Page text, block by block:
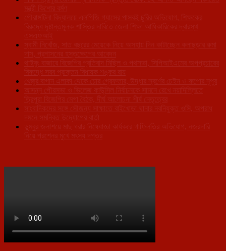
মন্ত্রী কিশোর বর্মণ
গৌরাঙ্গটিলা বিদ্যালয়ে এলপিজি গ্যাসের পাসবই চুরির অভিযোগ, শিক্ষকের
বিরুদ্ধে দৃষ্টান্তমূলক শাস্তির দাবিতে জেলা শিক্ষা আধিকারিকের দ্বারস্থ
এসএফআই
স্বামী নিখোঁজ, সাত বছরের মেয়েকে নিয়ে অসহায় দিন কাটাচ্ছেন কলাছড়ার রুমা
দাস, প্রশাসনের হস্তক্ষেপের আবেদন
থাইবুং বাজারে বিজেপির প্রতিবাদ মিছিল ও পথসভা, সিপিআইএমের অপপ্রচারের
বিরুদ্ধে সরব প্রাক্তন বিধায়ক শঙ্কর রায়
খেজুর বাগান এলাকা থেকে চোর গ্রেফতার, উদ্ধার স্বর্ণের চেইন ও রুপোর নূপুর
আসন্ন পৌরসভা ও ভিলেজ কাউন্সিল নির্বাচনকে সামনে রেখে নয়াদিল্লিতে
ত্রিপুরা বিজেপির মেগা বৈঠক, দীর্ঘ আলোচনা শীর্ষ নেতৃত্বের
সাংবাদিকদের সঙ্গে সৌজন্য সাক্ষাতে বাইখোড়া থানার নবনিযুক্ত ওসি, অপরাধ
দমনে সমন্বিত উদ্যোগের বার্তা
ডুম্বুর জলাশয়ে মাছ ধরার নিষেধাজ্ঞা কার্যকরে গাফিলতির অভিযোগ, নজরদারি
নিয়ে প্রশ্নের মুখে মৎস্য দপ্তর